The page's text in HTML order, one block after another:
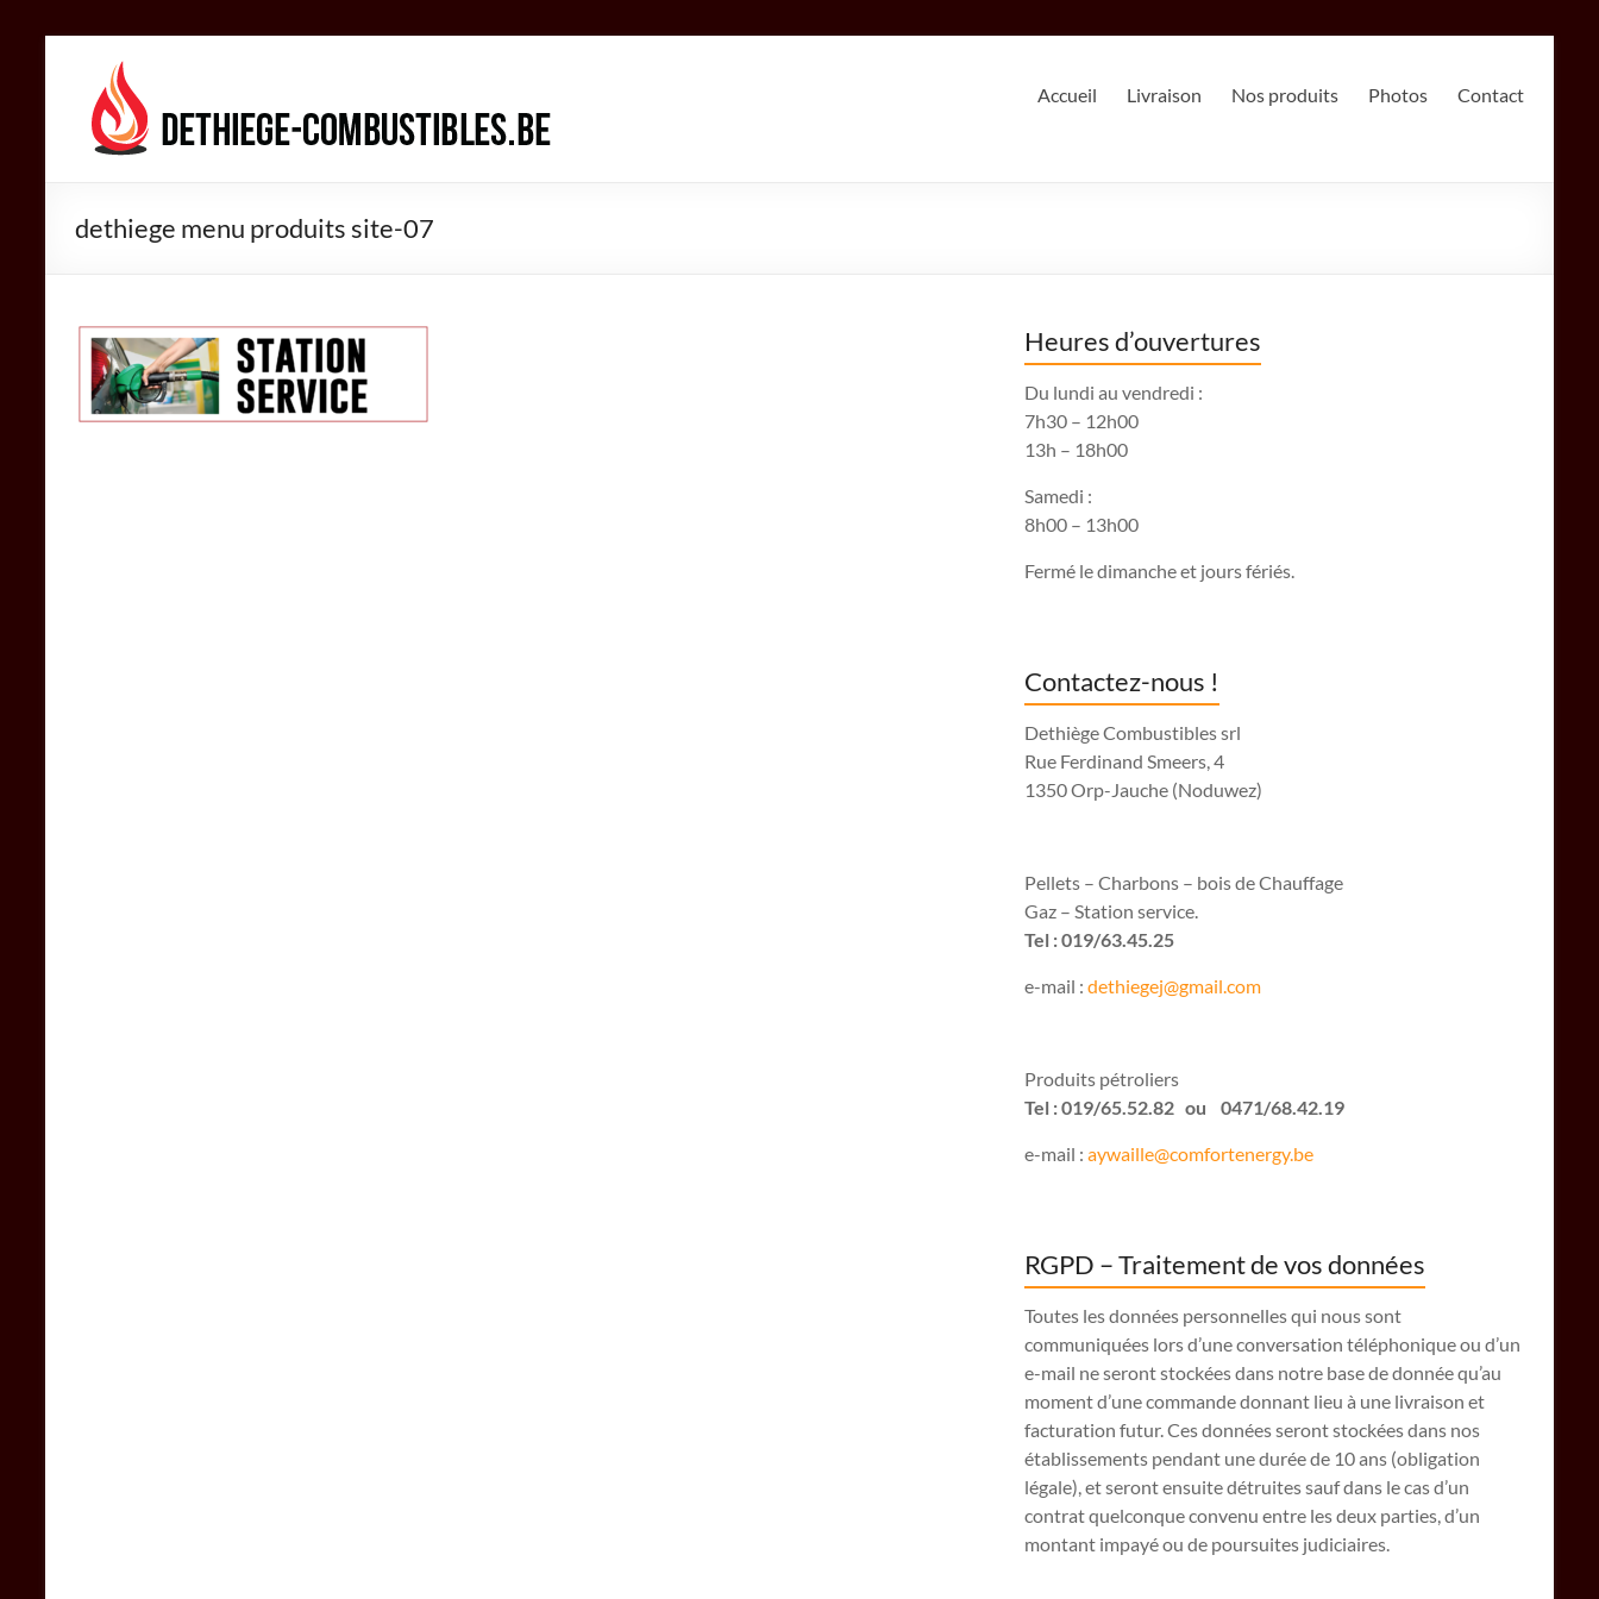
contenuDETHIEGE
COMBUSTIBLES
le
Accueil Livraison Nos produits Photos Contact
dethiege menu produits site-07
Heures d’ouvertures
Du lundi au vendredi :
7h30 – 12h00
13h – 18h00
Samedi :
8h00 – 13h00
Fermé le dimanche et jours fériés.
Contactez-nous !
Dethiège Combustibles srl
Rue Ferdinand Smeers, 4
1350 Orp-Jauche (Noduwez)
Pellets – Charbons – bois de Chauffage
Gaz – Station service.
Tel : 019/63.45.25
e-mail : dethiegej@gmail.com
Produits pétroliers
Tel : 019/65.52.82 ou 0471/68.42.19
e-mail : aywaille@comfortenergy.be
RGPD – Traitement de vos données
Toutes les données personnelles qui nous sont
communiquées lors d’une conversation téléphonique ou d’un
e-mail ne seront stockées dans notre base de donnée qu’au
moment d’une commande donnant lieu à une livraison et
facturation futur. Ces données seront stockées dans nos
établissements pendant une durée de 10 ans (obligation
légale), et seront ensuite détruites sauf dans le cas d’un
contrat quelconque convenu entre les deux parties, d’un
montant impayé ou de poursuites judiciaires.